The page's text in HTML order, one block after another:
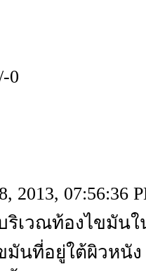
0
2013, 07:56:36
ริเวณท้องไขมัน
มันที่อยู่ใต้ผิวหนัง